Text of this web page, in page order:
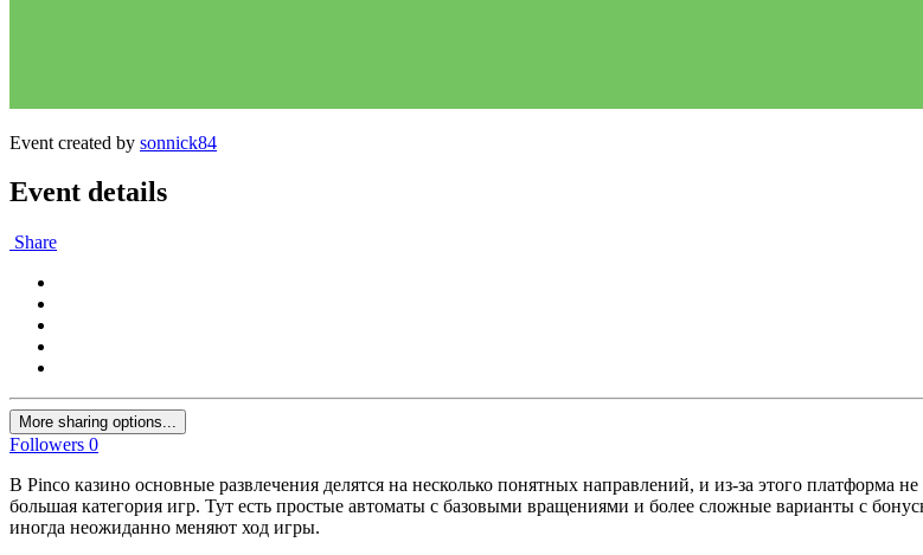
Event created by sonnick84
Event details
Share
More sharing options...
Followers 0
В Pinco казино основные развлечения делятся на несколько понятных направлений, и из-за этого
большая категория игр. Тут есть простые автоматы с базовыми вращениями и более сложные варианты с
иногда неожиданно меняют ход игры.